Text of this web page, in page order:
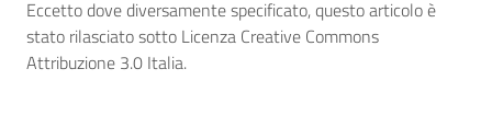
Eccetto dove diversamente specificato, questo articolo è
stato rilasciato sotto Licenza Creative Commons
Attribuzione 3.0 Italia.